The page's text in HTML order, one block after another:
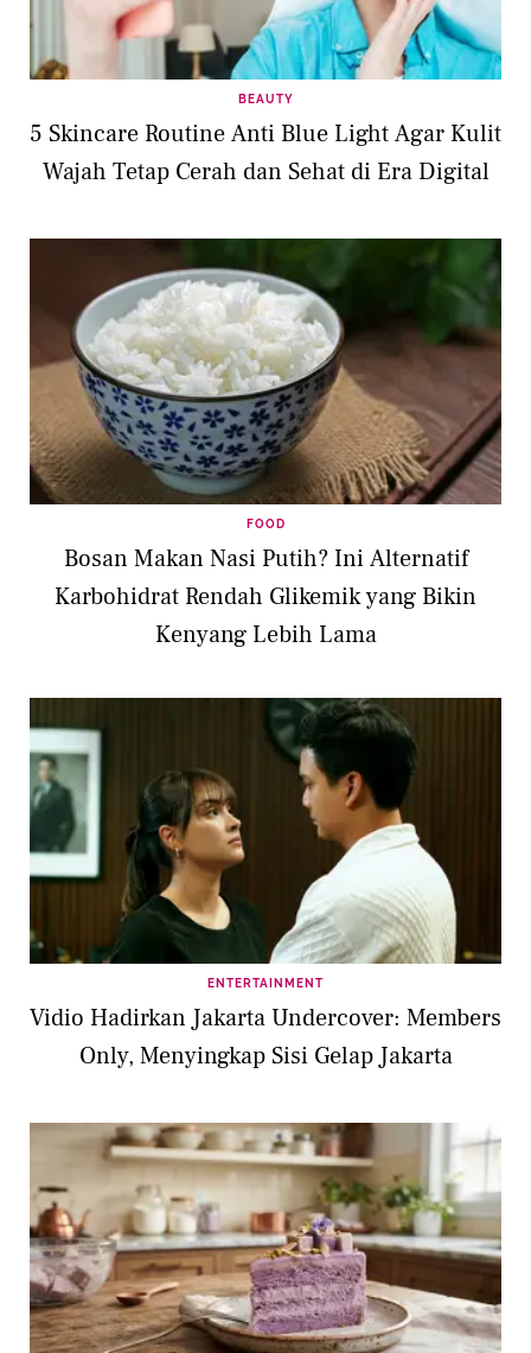
BEAUTY
5 Skincare Routine Anti Blue Light Agar Kulit
Wajah Tetap Cerah dan Sehat di Era Digital
FOOD
Bosan Makan Nasi Putih? Ini Alternatif
Karbohidrat Rendah Glikemik yang Bikin
Kenyang Lebih Lama
ENTERTAINMENT
Vidio Hadirkan Jakarta Undercover: Members
Only, Menyingkap Sisi Gelap Jakarta